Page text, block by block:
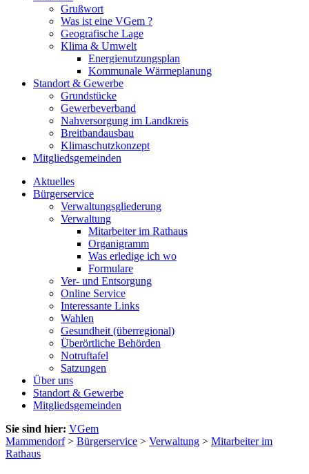
Grußwort
Was ist eine VGem ?
Geografische Lage
Klima & Umwelt
Energienutzungsplan
Kommunale Wärmeplanung
Standort & Gewerbe
Grundstücke
Gewerbeverband
Nahversorgung im Landkreis
Breitbandausbau
Klimaschutzkonzept
Mitgliedsgemeinden
Aktuelles
Bürgerservice
Verwaltungsgliederung
Verwaltung
Mitarbeiter im Rathaus
Organigramm
Was erledige ich wo
Formulare
Ver- und Entsorgung
Online Service
Interessante Links
Wahlen
Gesundheit (überregional)
Überörtliche Behörden
Notruftafel
Satzungen
Über uns
Standort & Gewerbe
Mitgliedsgemeinden
Sie sind hier: VGem
Mammendorf> Bürgerservice > Verwaltung > Mitarbeiter im
Rathaus